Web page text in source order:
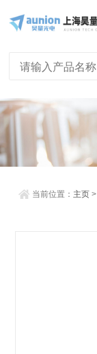
当前位置： 主页 >